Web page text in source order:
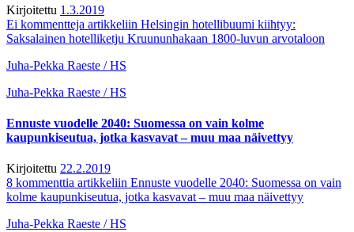
Kirjoitettu 1.3.2019
Ei kommentteja artikkeliin Helsingin hotellibuumi kiihtyy:
Saksalainen hotelliketju Kruununhakaan 1800-luvun arvotaloon
Juha-Pekka Raeste / HS
Juha-Pekka Raeste / HS
Ennuste vuodelle 2040: Suomessa on vain kolme
kaupunkiseutua, jotka kasvavat – muu maa näivettyy
Kirjoitettu 22.2.2019
8 kommenttia artikkeliin Ennuste vuodelle 2040: Suomessa on vain
kolme kaupunkiseutua, jotka kasvavat – muu maa näivettyy
Juha-Pekka Raeste / HS